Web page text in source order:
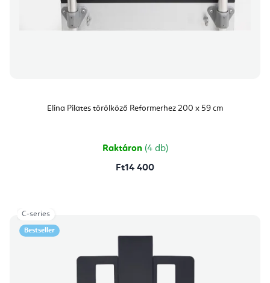
Elina Pilates törölköző Reformerhez 200 x 59 cm
Raktáron (4 db)
Ft14 400
Bestseller
C-series